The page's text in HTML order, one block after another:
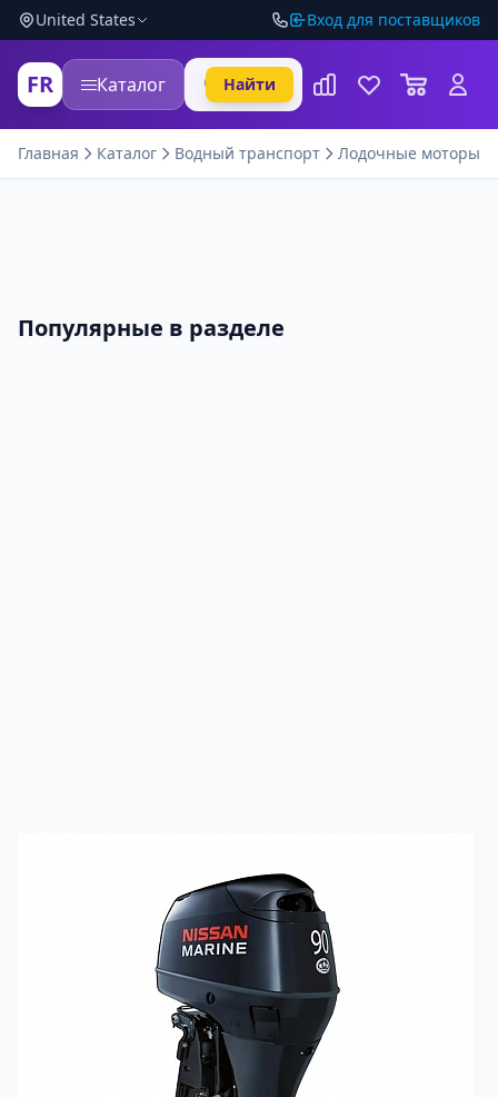
United States Вход для поставщиков
FR Каталог Найти
Главная Каталог Водный транспорт Лодочные моторы
Популярные в разделе